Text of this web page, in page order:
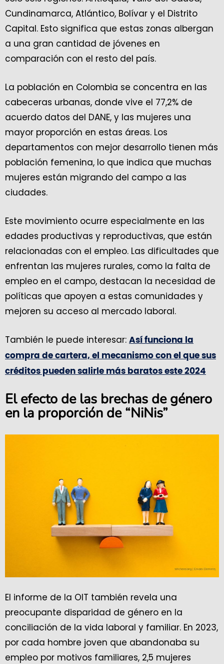
Cundinamarca, Atlántico, Bolívar y el Distrito
Capital. Esto significa que estas zonas albergan
a una gran cantidad de jóvenes en
comparación con el resto del país.
La población en Colombia se concentra en las
cabeceras urbanas, donde vive el 77,2% de
acuerdo datos del DANE, y las mujeres una
mayor proporción en estas áreas. Los
departamentos con mejor desarrollo tienen más
población femenina, lo que indica que muchas
mujeres están migrando del campo a las
ciudades.
Este movimiento ocurre especialmente en las
edades productivas y reproductivas, que están
relacionadas con el empleo. Las dificultades que
enfrentan las mujeres rurales, como la falta de
empleo en el campo, destacan la necesidad de
políticas que apoyen a estas comunidades y
mejoren su acceso al mercado laboral.
También le puede interesar: Así funciona la
compra de cartera, el mecanismo con el que sus
créditos pueden salirle más baratos este 2024
El efecto de las brechas de género
en la proporción de “NiNis”
El informe de la OIT también revela una
preocupante disparidad de género en la
conciliación de la vida laboral y familiar. En 2023,
por cada hombre joven que abandonaba su
empleo por motivos familiares, 2,5 mujeres